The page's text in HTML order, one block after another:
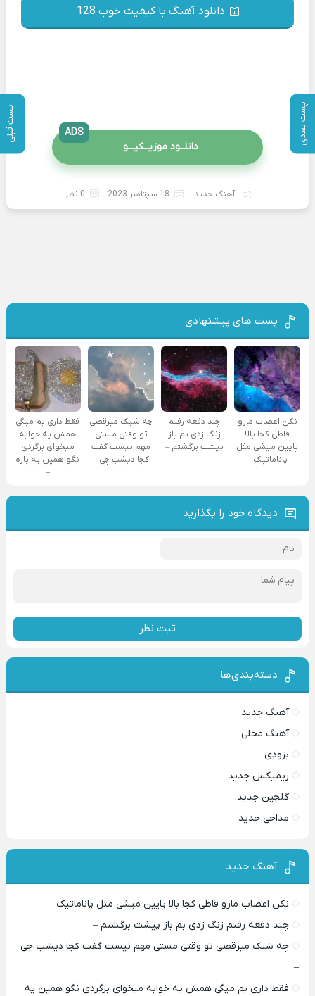
پست بعدی پست قبلی
دانلود آهنگ با کیفیت خوب 128
دانلــود موزیــکیـــو
ADS
آهنگ جدید 18 سپتامبر 2023 0 نظر
پست های پیشنهادی
نکن اعصاب مارو
قاطی کجا بالا
پایین میشی مثل
پاناماتیک –
چند دفعه رفتم
زنگ زدی بم باز
پیشت برگشتم –
چه شیک میرقصی
تو وقتی مستی
مهم نیست گفت
کجا دیشب چی –
فقط داری بم میگی
همش یه خوابه
میخوای برگردی
نگو همین یه باره
–
دیدگاه خود را بگذارید
ثبت نظر
دسته‌بندی‌ها
آهنگ جدید
آهنگ محلی
بزودی
ریمیکس جدید
گلچین جدید
مداحی جدید
آهنگ جدید
نکن اعصاب مارو قاطی کجا بالا پایین میشی مثل پاناماتیک –
چند دفعه رفتم زنگ زدی بم باز پیشت برگشتم –
چه شیک میرقصی تو وقتی مستی مهم نیست گفت کجا دیشب چی
–
فقط داری بم میگی همش یه خوابه میخوای برگردی نگو همین یه